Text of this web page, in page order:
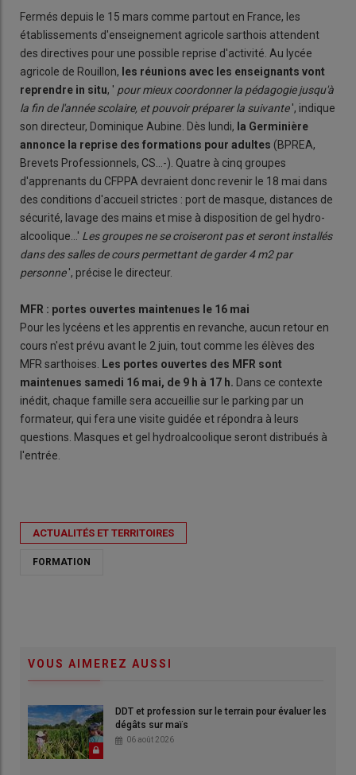
Fermés depuis le 15 mars comme partout en France, les
établissements d'enseignement agricole sarthois attendent
des directives pour une possible reprise d'activité. Au lycée
agricole de Rouillon, les réunions avec les enseignants vont
reprendre in situ, ' pour mieux coordonner la pédagogie jusqu'à
la fin de l'année scolaire, et pouvoir préparer la suivante', indique
son directeur, Dominique Aubine. Dès lundi, la Germinière
annonce la reprise des formations pour adultes (BPREA,
Brevets Professionnels, CS...-). Quatre à cinq groupes
d'apprenants du CFPPA devraient donc revenir le 18 mai dans
des conditions d'accueil strictes : port de masque, distances de
sécurité, lavage des mains et mise à disposition de gel hydro-
alcoolique...' Les groupes ne se croiseront pas et seront installés
dans des salles de cours permettant de garder 4 m2 par
personne', précise le directeur.
MFR : portes ouvertes maintenues le 16 mai
Pour les lycéens et les apprentis en revanche, aucun retour en
cours n'est prévu avant le 2 juin, tout comme les élèves des
MFR sarthoises. Les portes ouvertes des MFR sont
maintenues samedi 16 mai, de 9 h à 17 h. Dans ce contexte
inédit, chaque famille sera accueillie sur le parking par un
formateur, qui fera une visite guidée et répondra à leurs
questions. Masques et gel hydroalcoolique seront distribués à
l'entrée.
ACTUALITÉS ET TERRITOIRES
FORMATION
VOUS AIMEREZ AUSSI
DDT et profession sur le terrain pour évaluer les
dégâts sur maïs
06 août 2026